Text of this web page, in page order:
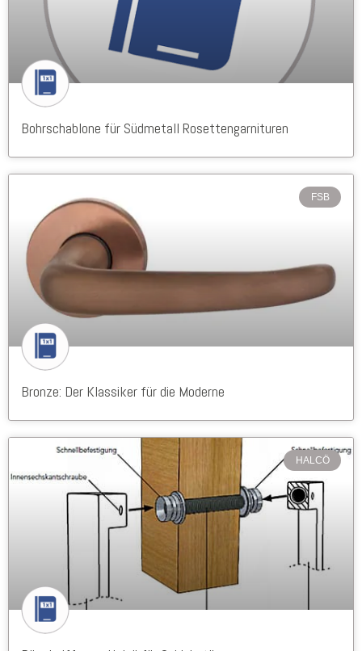
Bohrschablone für Südmetall Rosettengarnituren
FSB
Bronze: Der Klassiker für die Moderne
HALCÖ